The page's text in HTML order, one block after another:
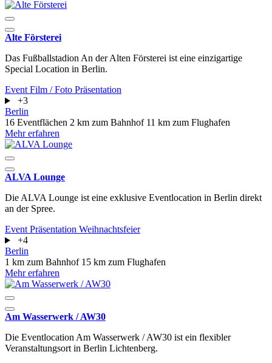
Alte Försterei
Das Fußballstadion An der Alten Försterei ist eine einzigartige
Special Location in Berlin.
Event Film / Foto Präsentation
+3
Berlin
16 Eventflächen 2 km zum Bahnhof 11 km zum Flughafen
Mehr erfahren
ALVA Lounge
Die ALVA Lounge ist eine exklusive Eventlocation in Berlin direkt
an der Spree.
Event Präsentation Weihnachtsfeier
+4
Berlin
1 km zum Bahnhof 15 km zum Flughafen
Mehr erfahren
Am Wasserwerk / AW30
Die Eventlocation Am Wasserwerk / AW30 ist ein flexibler
Veranstaltungsort in Berlin Lichtenberg.